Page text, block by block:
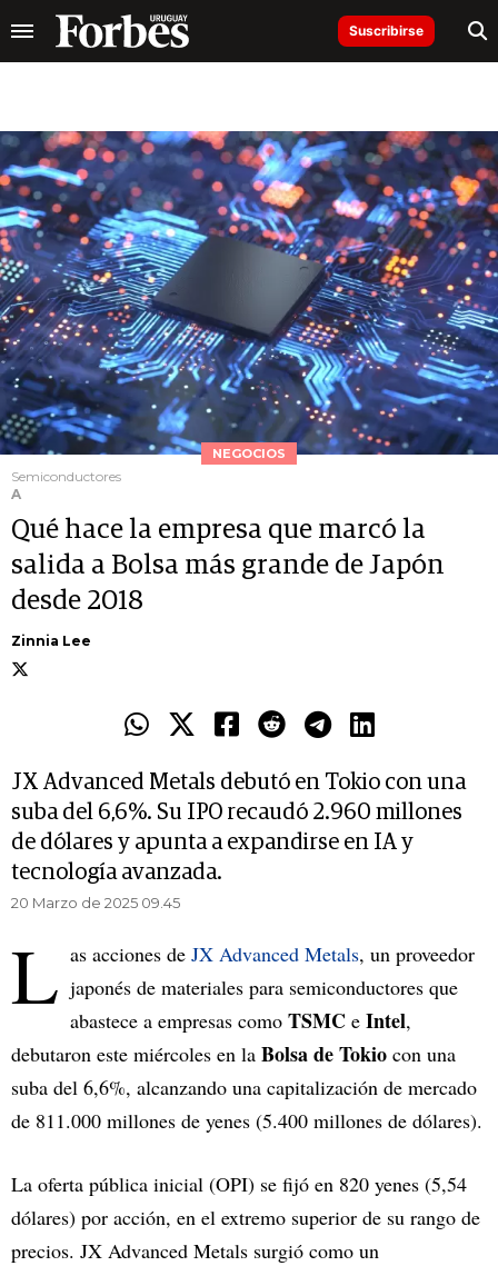
Suscribirse
NEGOCIOS
Semiconductores
A
Qué hace la empresa que marcó la
salida a Bolsa más grande de Japón
desde 2018
Zinnia Lee
JX Advanced Metals debutó en Tokio con una
suba del 6,6%. Su IPO recaudó 2.960 millones
de dólares y apunta a expandirse en IA y
tecnología avanzada.
20 Marzo de 2025 09.45
L as acciones de JX Advanced Metals, un proveedor
japonés de materiales para semiconductores que
abastece a empresas como TSMC e Intel,
debutaron este miércoles en la Bolsa de Tokio con una
suba del 6,6%, alcanzando una capitalización de mercado
de 811.000 millones de yenes (5.400 millones de dólares).
La oferta pública inicial (OPI) se fijó en 820 yenes (5,54
dólares) por acción, en el extremo superior de su rango de
precios. JX Advanced Metals surgió como un